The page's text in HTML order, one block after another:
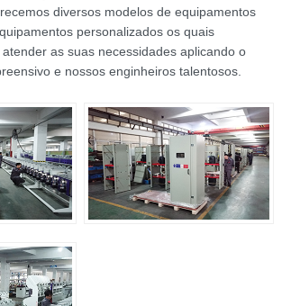
diversos modelos de equipamentos
personalizados os quais
as suas necessidades aplicando o
e nossos enginheiros talentosos.